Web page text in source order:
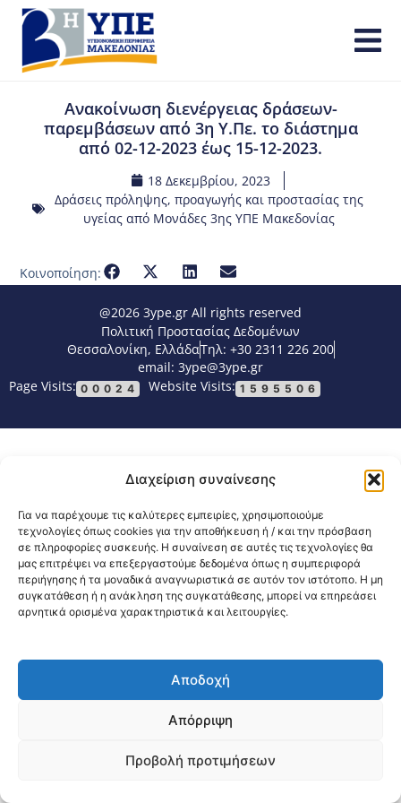
Διαχείριση συναίνεσης
Για να παρέχουμε τις καλύτερες εμπειρίες, χρησιμοποιούμε
τεχνολογίες όπως cookies για την αποθήκευση ή / και την πρόσβαση
σε πληροφορίες συσκευής. Η συναίνεση σε αυτές τις τεχνολογίες θα
μας επιτρέψει να επεξεργαστούμε δεδομένα όπως η συμπεριφορά
περιήγησης ή τα μοναδικά αναγνωριστικά σε αυτόν τον ιστότοπο. Η μη
συγκατάθεση ή η ανάκληση της συγκατάθεσης, μπορεί να επηρεάσει
αρνητικά ορισμένα χαρακτηριστικά και λειτουργίες.
Αποδοχή
Απόρριψη
Προβολή προτιμήσεων
Ανακοίνωση διενέργειας δράσεων-
παρεμβάσεων από 3η Υ.Πε. το διάστημα
από 02-12-2023 έως 15-12-2023.
18 Δεκεμβρίου, 2023
Δράσεις πρόληψης, προαγωγής και προστασίας της
υγείας από Μονάδες 3ης ΥΠΕ Μακεδονίας
Κοινοποίηση:
@2026 3ype.gr All rights reserved
Πολιτική Προστασίας Δεδομένων
Θεσσαλονίκη, ΕλλάδαΤηλ: +30 2311 226 200
email: 3ype@3ype.gr
Page Visits: 00024 Website Visits: 1595506